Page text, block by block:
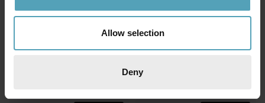
Allow selection
Deny
Kompass Ø42 plafond Vanja Ø20 plafond
Rek. 1 149 kr